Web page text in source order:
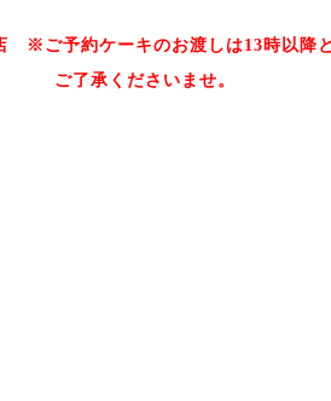
ご予約ケーキのお渡しは13時以降と
いませ。